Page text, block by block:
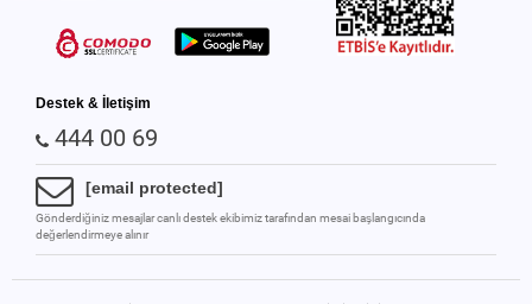
Destek & İletişim
444 00 69
[email protected]
Gönderdiğiniz mesajlar canlı destek ekibimiz tarafından mesai başlangıcında
değerlendirmeye alınır